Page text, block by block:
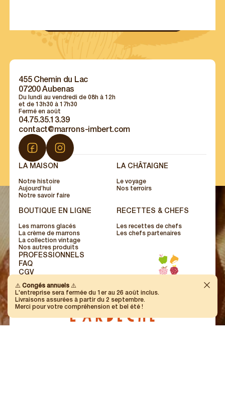
⚠️ Congés annuels ⚠️
L'entreprise sera fermée du 1er au 26 août inclus.
Livraisons assurées à partir du 2 septembre.
Merci pour votre compréhension et bel été !
455 Chemin du Lac
07200 Aubenas
Du lundi au vendredi de 08h à 12h
et de 13h30 à 17h30
Fermé en août
04.75.35.13.39
contact@marrons-imbert.com
LA MAISON
Notre histoire
Aujourd’hui
Notre savoir faire
LA CHÂTAIGNE
Le voyage
Nos terroirs
BOUTIQUE EN LIGNE
Les marrons glacés
La crème de marrons
La collection vintage
Nos autres produits
RECETTES & CHEFS
Les recettes de chefs
Les chefs partenaires
PROFESSIONNELS
FAQ
CGV